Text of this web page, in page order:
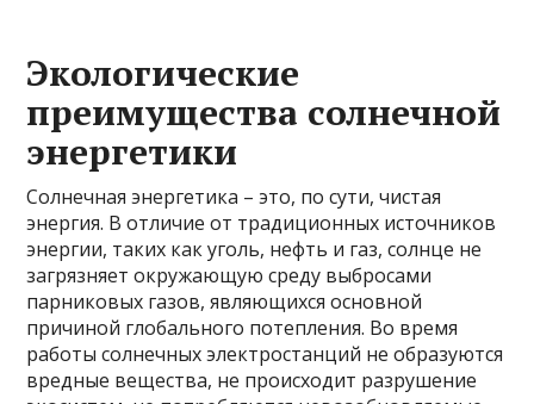
Экологические
преимущества солнечной
энергетики
Солнечная энергетика – это, по сути, чистая
энергия. В отличие от традиционных источников
энергии, таких как уголь, нефть и газ, солнце не
загрязняет окружающую среду выбросами
парниковых газов, являющихся основной
причиной глобального потепления. Во время
работы солнечных электростанций не образуются
вредные вещества, не происходит разрушение